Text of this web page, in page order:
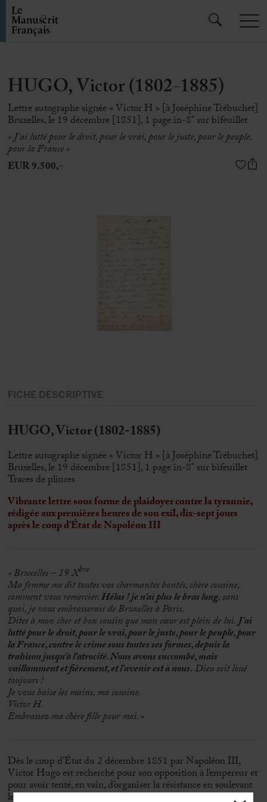
HUGO, Victor (1802-1885)
Lettre autographe signée « Victor H » [à Joséphine Trébuchet]
Bruxelles, le 19 décembre [1851], 1 page in-8° sur bifeuillet
« J’ai lutté pour le droit, pour le vrai, pour le juste, pour le peuple,
pour la France »
EUR 9.500,-
FICHE DESCRIPTIVE
HUGO, Victor (1802-1885)
Lettre autographe signée « Victor H » [à Joséphine Trébuchet]
Bruxelles, le 19 décembre [1851], 1 page in-8° sur bifeuillet
Traces de pliures
Vibrante lettre sous forme de plaidoyer contre la tyrannie,
rédigée aux premières heures de son exil, dix-sept jours
après le coup d’État de Napoléon III
« Bruxelles – 19 Xbre
Ma femme me dit toutes vos charmantes bontés, chère cousine,
comment vous remercier.Hélas ! je n’ai plus le bras long, sans
quoi, je vous embrasserais de Bruxelles à Paris.
Dites à mon cher et bon cousin que mon cœur est plein de lui.J’ai
lutté pour le droit, pour le vrai, pour le juste, pour le peuple, pour
la France, contre le crime sous toutes ses formes, depuis la
trahison jusqu’à l’atrocité. Nous avons succombé, mais
vaillamment et fièrement, et l’avenir est à nous.Dieu soit loué
toujours !
Je vous baise les mains, ma cousine.
Victor H.
Embrassez ma chère fille pour moi. »
Dès le coup d’État du 2 décembre 1851 par Napoléon III,
Victor Hugo est recherché pour son opposition à l’empereur et
pour avoir tenté, en vain, d’organiser la résistance en soulevant
les masses populaires parisiennes. 25,000F de récompense